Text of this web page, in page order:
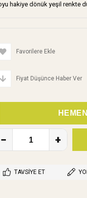
hakiye dönük yeşil renkte
Favorilere Ekle
Fiyat Düşünce Haber Ver
TAVSIYE ET